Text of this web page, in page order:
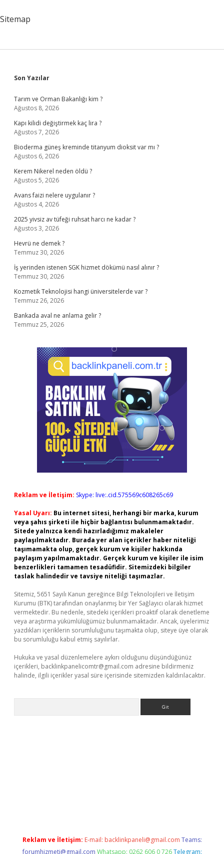
Sitemap
Sidebar
Son Yazılar
Tarım ve Orman Bakanlığı kim ?
Ağustos 8, 2026
Kapı kilidi değiştirmek kaç lira ?
Ağustos 7, 2026
Bioderma güneş kreminde titanyum dioksit var mı ?
Ağustos 6, 2026
Kerem Nikerel neden öldü ?
Ağustos 5, 2026
Avans faizi nelere uygulanır ?
Ağustos 4, 2026
2025 yivsiz av tüfeği ruhsat harcı ne kadar ?
Ağustos 3, 2026
Hevrü ne demek ?
Temmuz 30, 2026
İş yerinden istenen SGK hizmet dökümü nasıl alınır ?
Temmuz 30, 2026
Kozmetik Teknolojisi hangi üniversitelerde var ?
Temmuz 26, 2026
Bankada aval ne anlama gelir ?
Temmuz 25, 2026
Reklam ve İletişim: Skype: live:.cid.575569c608265c69
Yasal Uyarı: Bu internet sitesi, herhangi bir marka, kurum
veya şahıs şirketi ile hiçbir bağlantısı bulunmamaktadır.
Sitede yalnızca kendi hazırladığımız makaleler
paylaşılmaktadır. Burada yer alan içerikler haber niteliği
taşımamakta olup, gerçek kurum ve kişiler hakkında
paylaşım yapılmamaktadır. Gerçek kurum ve kişiler ile isim
benzerlikleri tamamen tesadüfidir. Sitemizdeki bilgiler
taslak halindedir ve tavsiye niteliği taşımazlar.
Sitemiz, 5651 Sayılı Kanun gereğince Bilgi Teknolojileri ve İletişim
Kurumu (BTK) tarafından onaylanmış bir Yer Sağlayıcı olarak hizmet
vermektedir. Bu nedenle, sitedeki içerikleri proaktif olarak denetleme
veya araştırma yükümlülüğümüz bulunmamaktadır. Ancak, üyelerimiz
yazdıkları içeriklerin sorumluluğunu taşımakta olup, siteye üye olarak
bu sorumluluğu kabul etmiş sayılırlar.
Hukuka ve yasal düzenlemelere aykırı olduğunu düşündüğünüz
içerikleri, backlinkpanelicomtr@gmail.com adresine bildirmeniz
halinde, ilgili içerikler yasal süre içerisinde sitemizden kaldırılacaktır.
Reklam ve İletişim: E-mail: backlinkpaneli@gmail.com Teams:
forumhizmeti@gmail.com Whatsapp: 0262 606 0 726 Telegram: